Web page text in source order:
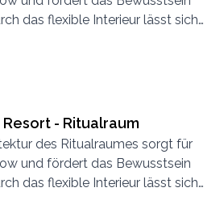
das flexible Interieur lässt sich
nutzen.
Resort - Ritualraum
des Ritualraumes sorgt für
und fördert das Bewusstsein
das flexible Interieur lässt sich
nutzen.